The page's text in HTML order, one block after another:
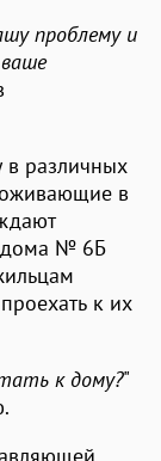
проблему и
в различных
в
дома № 6Б
к их
к дому?"